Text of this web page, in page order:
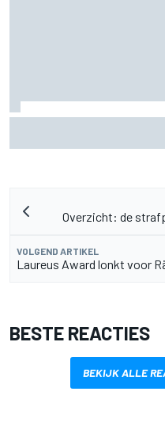
Overzicht: de
VOLGEND ARTIKEL
Laureus Award lonkt voor
BESTE REACTIES
BEKIJK ALLE